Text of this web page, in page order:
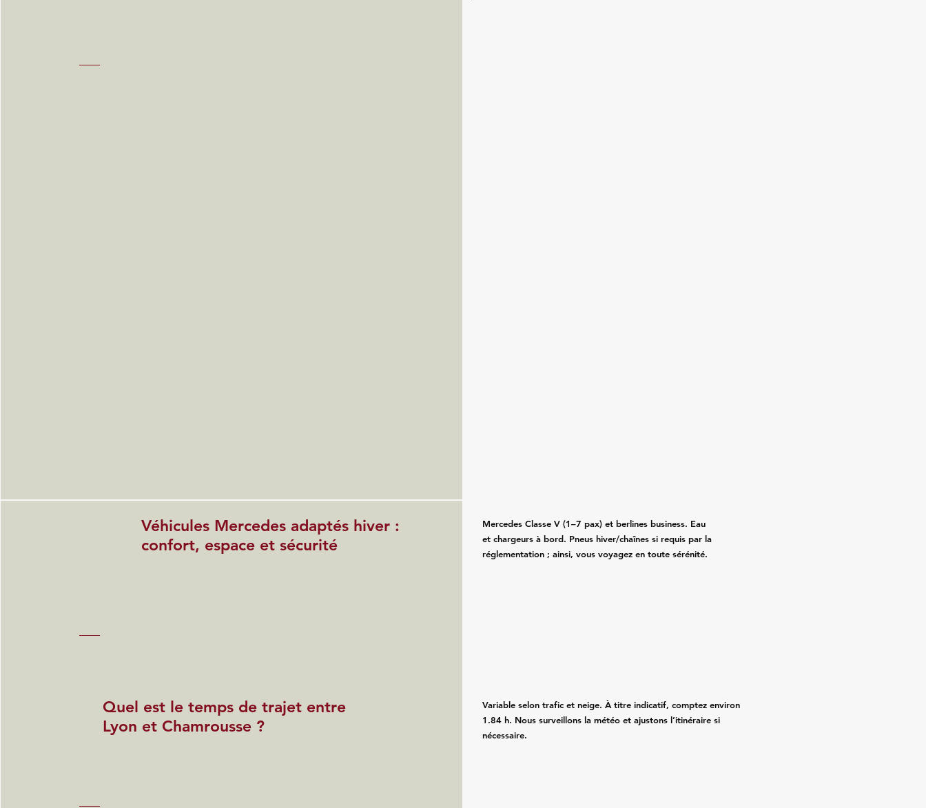
Véhicules Mercedes adaptés hiver :
confort, espace et sécurité
Mercedes Classe V (1–7 pax) et berlines business. Eau
et chargeurs à bord. Pneus hiver/chaînes si requis par la
réglementation ; ainsi, vous voyagez en toute sérénité.
Quel est le temps de trajet entre
Lyon et Chamrousse ?
Variable selon trafic et neige. À titre indicatif, comptez environ
1.84 h. Nous surveillons la météo et ajustons l’itinéraire si
nécessaire.